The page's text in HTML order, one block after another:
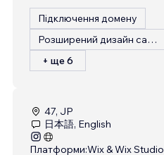
Підключення домену
Розширений дизайн сайту
+ ще 6
47, JP
日本語, English
Платформи:Wix & Wix Studio